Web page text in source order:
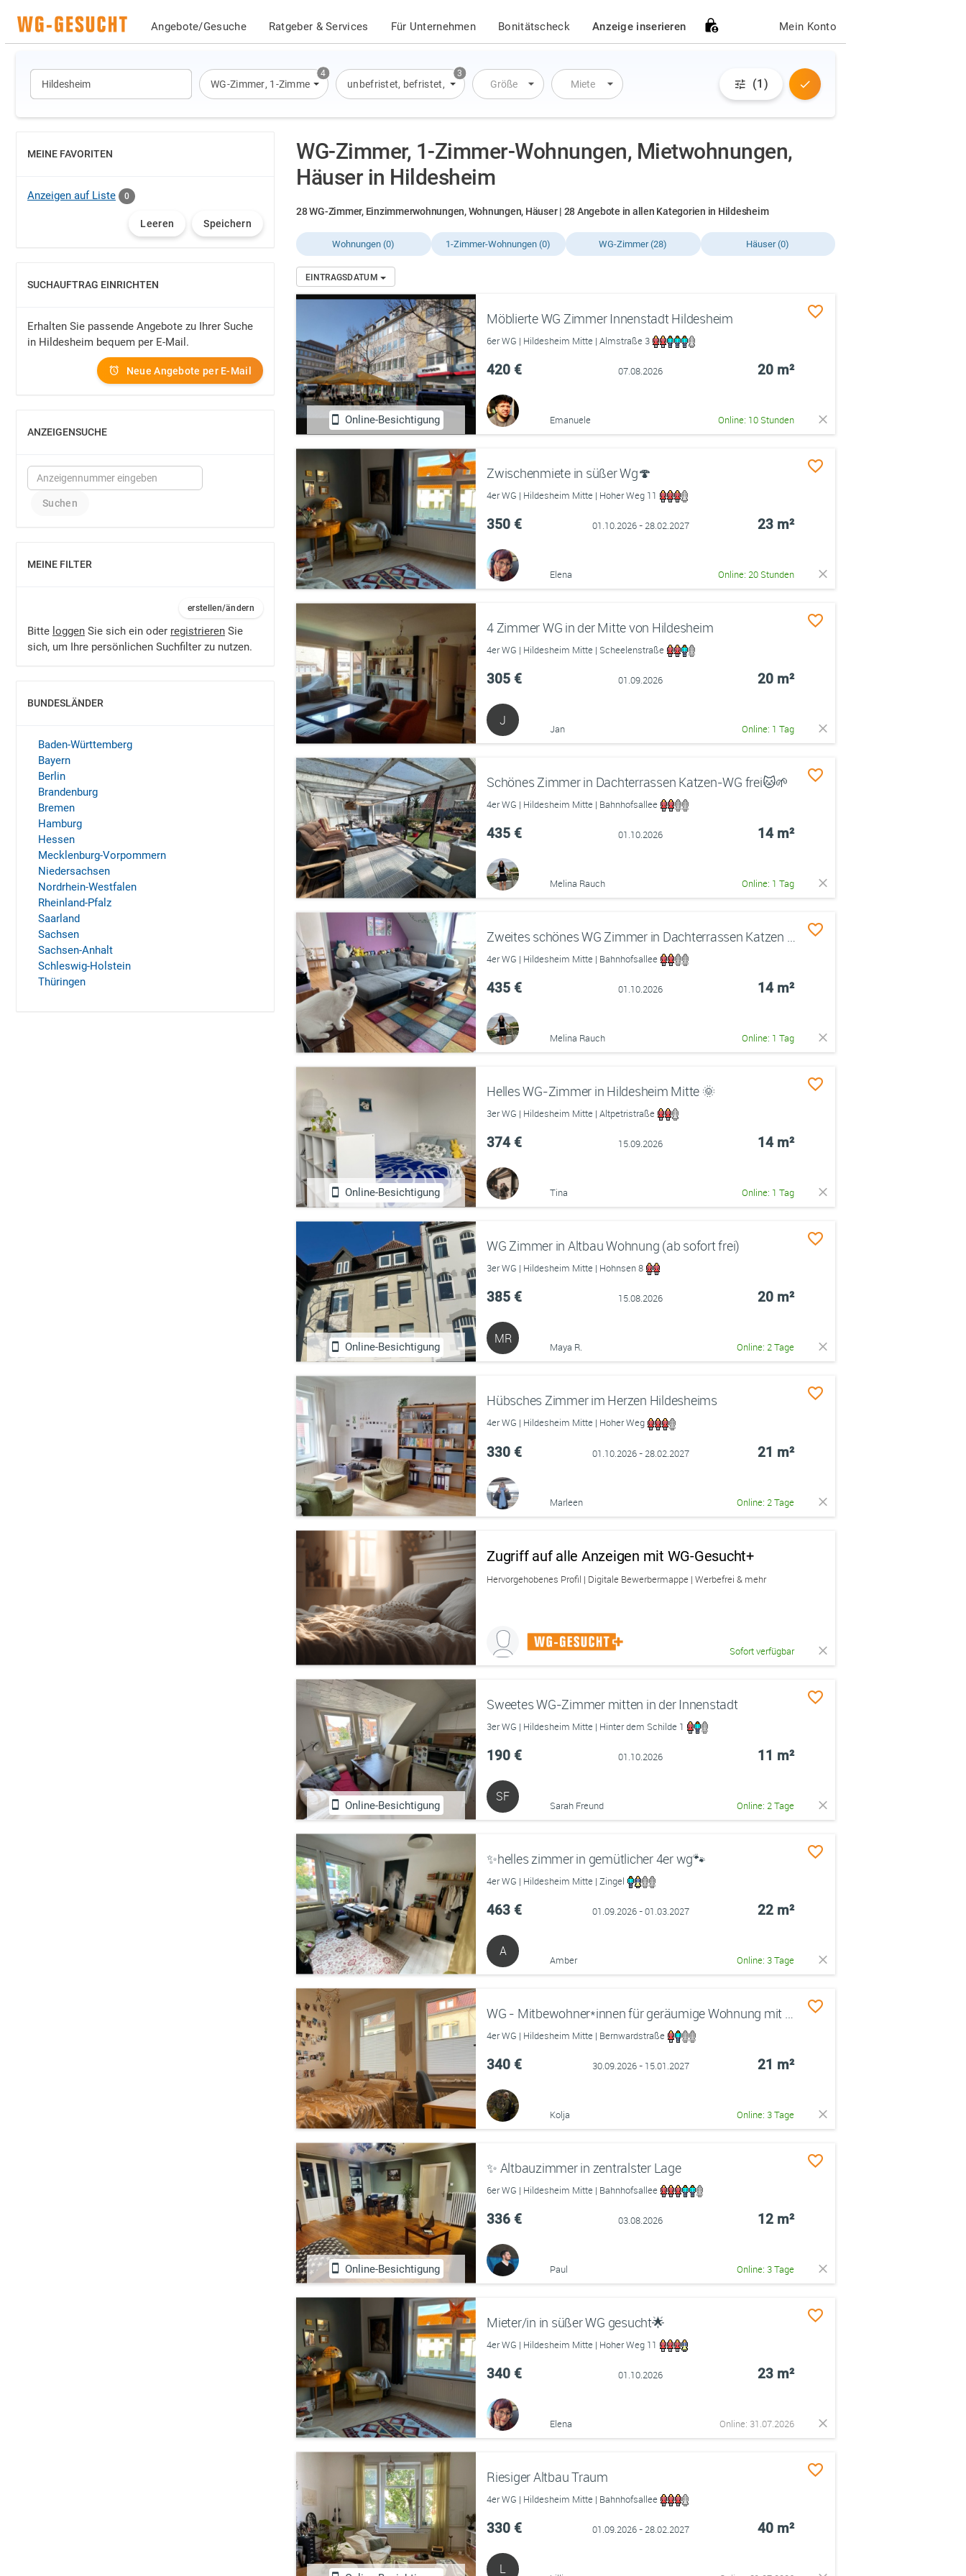
Angebote/Gesuche Ratgeber & Services Für Unternehmen Bonitätscheck Anzeige inserieren Mein Konto
4
WG-Zimmer, 1-Zimmer-Wohnung,Wohnung,Haus
3
unbefristet, befristet, Übernachtung
Größe Miete (1)
WG-Zimmer, 1-Zimmer-Wohnungen, Mietwohnungen,
Häuser in Hildesheim
28 WG-Zimmer, Einzimmerwohnungen, Wohnungen, Häuser | 28 Angebote in allen Kategorien in Hildesheim
Wohnungen (0) 1-Zimmer-Wohnungen (0) WG-Zimmer (28) Häuser (0)
EINTRAGSDATUM
Online-Besichtigung
Möblierte WG Zimmer Innenstadt Hildesheim
6er WG | Hildesheim Mitte | Almstraße 3
420 € 07.08.2026 20 m²
Emanuele Online: 10 Stunden
Zwischenmiete in süßer Wg🍄
4er WG | Hildesheim Mitte | Hoher Weg 11
350 € 01.10.2026 - 28.02.2027 23 m²
Elena Online: 20 Stunden
4 Zimmer WG in der Mitte von Hildesheim
4er WG | Hildesheim Mitte | Scheelenstraße
305 € 01.09.2026 20 m²
J
Jan Online: 1 Tag
Schönes Zimmer in Dachterrassen Katzen-WG frei🐱🌱
4er WG | Hildesheim Mitte | Bahnhofsallee
435 € 01.10.2026 14 m²
Melina Rauch Online: 1 Tag
Zweites schönes WG Zimmer in Dachterrassen Katzen WG 🐱💕
4er WG | Hildesheim Mitte | Bahnhofsallee
435 € 01.10.2026 14 m²
Melina Rauch Online: 1 Tag
Online-Besichtigung
Helles WG-Zimmer in Hildesheim Mitte 🌞
3er WG | Hildesheim Mitte | Altpetristraße
374 € 15.09.2026 14 m²
Tina Online: 1 Tag
Online-Besichtigung
WG Zimmer in Altbau Wohnung (ab sofort frei)
3er WG | Hildesheim Mitte | Hohnsen 8
385 € 15.08.2026 20 m²
MR
Maya R. Online: 2 Tage
Hübsches Zimmer im Herzen Hildesheims
4er WG | Hildesheim Mitte | Hoher Weg
330 € 01.10.2026 - 28.02.2027 21 m²
Marleen Online: 2 Tage
Zugriff auf alle Anzeigen mit WG-Gesucht+
Hervorgehobenes Profil | Digitale Bewerbermappe | Werbefrei & mehr
Sofort verfügbar
Online-Besichtigung
Sweetes WG-Zimmer mitten in der Innenstadt
3er WG | Hildesheim Mitte | Hinter dem Schilde 1
190 € 01.10.2026 11 m²
SF
Sarah Freund Online: 2 Tage
✨helles zimmer in gemütlicher 4er wg🐾
4er WG | Hildesheim Mitte | Zingel
463 € 01.09.2026 - 01.03.2027 22 m²
A
Amber Online: 3 Tage
4er WG | Hildesheim Mitte | Bernwardstraße
340 € 30.09.2026 - 15.01.2027 21 m²
Kolja Online: 3 Tage
Online-Besichtigung
✨️ Altbauzimmer in zentralster Lage
6er WG | Hildesheim Mitte | Bahnhofsallee
336 € 03.08.2026 12 m²
Paul Online: 3 Tage
Mieter/in in süßer WG gesucht🌟
4er WG | Hildesheim Mitte | Hoher Weg 11
340 € 01.10.2026 23 m²
Elena Online: 31.07.2026
Riesiger Altbau Traum
4er WG | Hildesheim Mitte | Bahnhofsallee
330 € 01.09.2026 - 28.02.2027 40 m²
L
MEINE FAVORITEN
EINBLENDEN
Anzeigen auf Liste 0
Leeren Speichern
SUCHAUFTRAG EINRICHTEN
EINBLENDEN
Erhalten Sie passende Angebote zu Ihrer Suche
in Hildesheim bequem per E-Mail.
Neue Angebote per E-Mail
ANZEIGENSUCHE
EINBLENDEN
MEINE FILTER
EINBLENDEN
erstellen/ändern
Bitte loggen Sie sich ein oder registrieren Sie
sich, um Ihre persönlichen Suchfilter zu nutzen.
BUNDESLÄNDER
EINBLENDEN
Baden-Württemberg
Bayern
Berlin
Brandenburg
Bremen
Hamburg
Hessen
Mecklenburg-Vorpommern
Niedersachsen
Nordrhein-Westfalen
Rheinland-Pfalz
Saarland
Sachsen
Sachsen-Anhalt
Schleswig-Holstein
Thüringen